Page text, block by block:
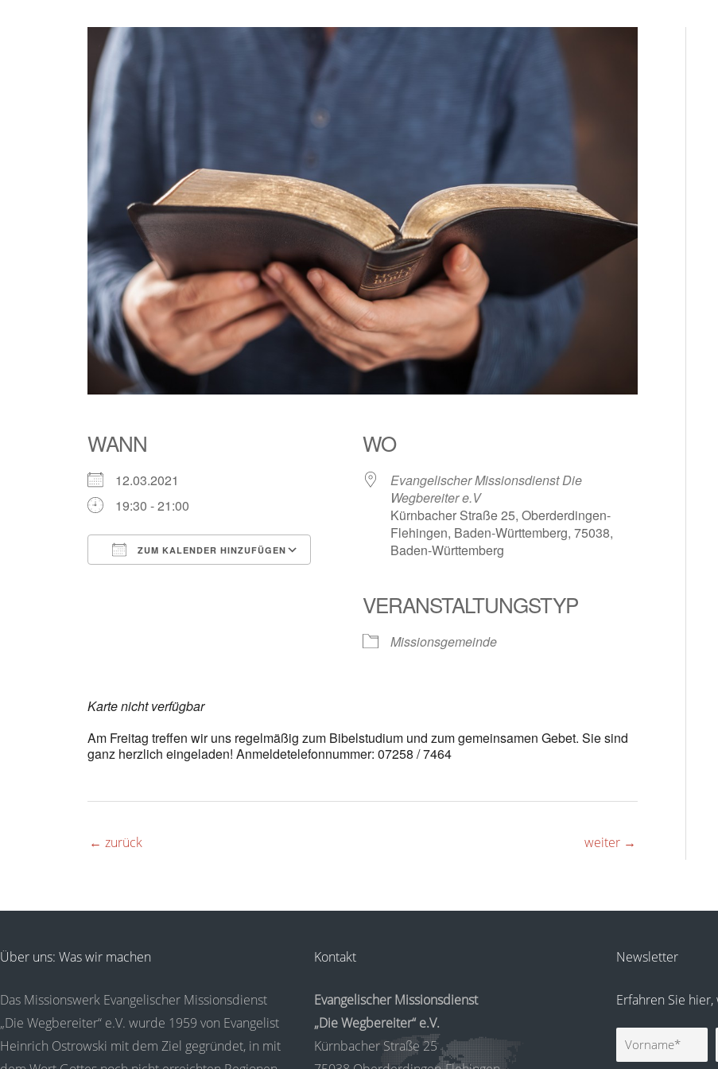
WANN
12.03.2021
19:30 - 21:00
ZUM KALENDER HINZUFÜGEN
WO
Evangelischer Missionsdienst Die
Wegbereiter e.V
Kürnbacher Straße 25, Oberderdingen-
Flehingen, Baden-Württemberg, 75038,
Baden-Württemberg
VERANSTALTUNGSTYP
Missionsgemeinde
Karte nicht verfügbar
Am Freitag treffen wir uns regelmäßig zum Bibelstudium und zum gemeinsamen Gebet. Sie sind
ganz herzlich eingeladen! Anmeldetelefonnummer: 07258 / 7464
← zurück weiter →
Über uns: Was wir machen
Das Missionswerk Evangelischer Missionsdienst
„Die Wegbereiter“ e.V. wurde 1959 von Evangelist
Heinrich Ostrowski mit dem Ziel gegründet, in mit
Kontakt
Evangelischer Missionsdienst
„Die Wegbereiter“ e.V.
Kürnbacher Straße 25
Newsletter
Erfahren Sie hier,
Vorname